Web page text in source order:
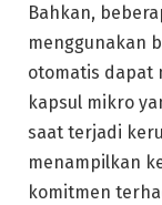
Bahkan,
menggunakan
otomatis dapat
kapsul mikro
saat terjadi
menampilkan
komitmen